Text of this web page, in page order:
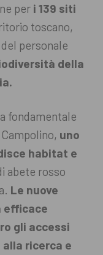
per i 139 siti
toscano,
personale
della
fondamentale
uno
habitat e
abete rosso
Le nuove
efficace
gli accessi
ricerca e